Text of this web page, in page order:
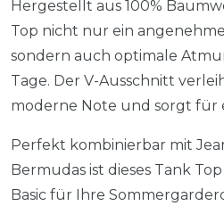
Hergestellt aus 100%
Top nicht nur ein
sondern auch optimale
Tage. Der V-Ausschnitt
moderne Note und sorgt für
Perfekt kombinierbar mit
Bermudas ist dieses Tank
Basic für Ihre